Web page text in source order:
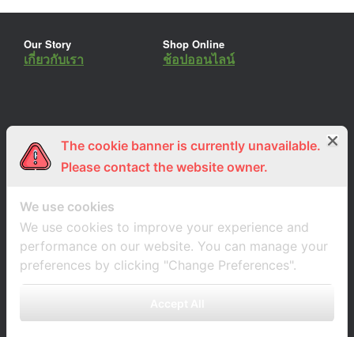
Our Story
เกี่ยวกับเรา
Shop Online
ช้อปออนไลน์
ร่วมงานกับเรา
สมัครงาน
Lemon Farm Cafe
ร้านอาหารอินทรีย์
The cookie banner is currently unavailable.
Please contact the website owner.
We use cookies
We use cookies to improve your experience and
performance on our website. You can manage your
preferences by clicking "Change Preferences".